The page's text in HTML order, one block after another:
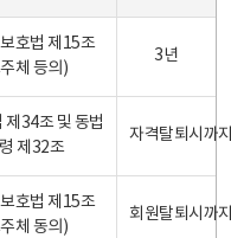
호법 제15조
체 등의)
3년
제34조 및 동법
제32조
자격탈퇴시까
호법 제15조
체 동의)
회원탈퇴시까